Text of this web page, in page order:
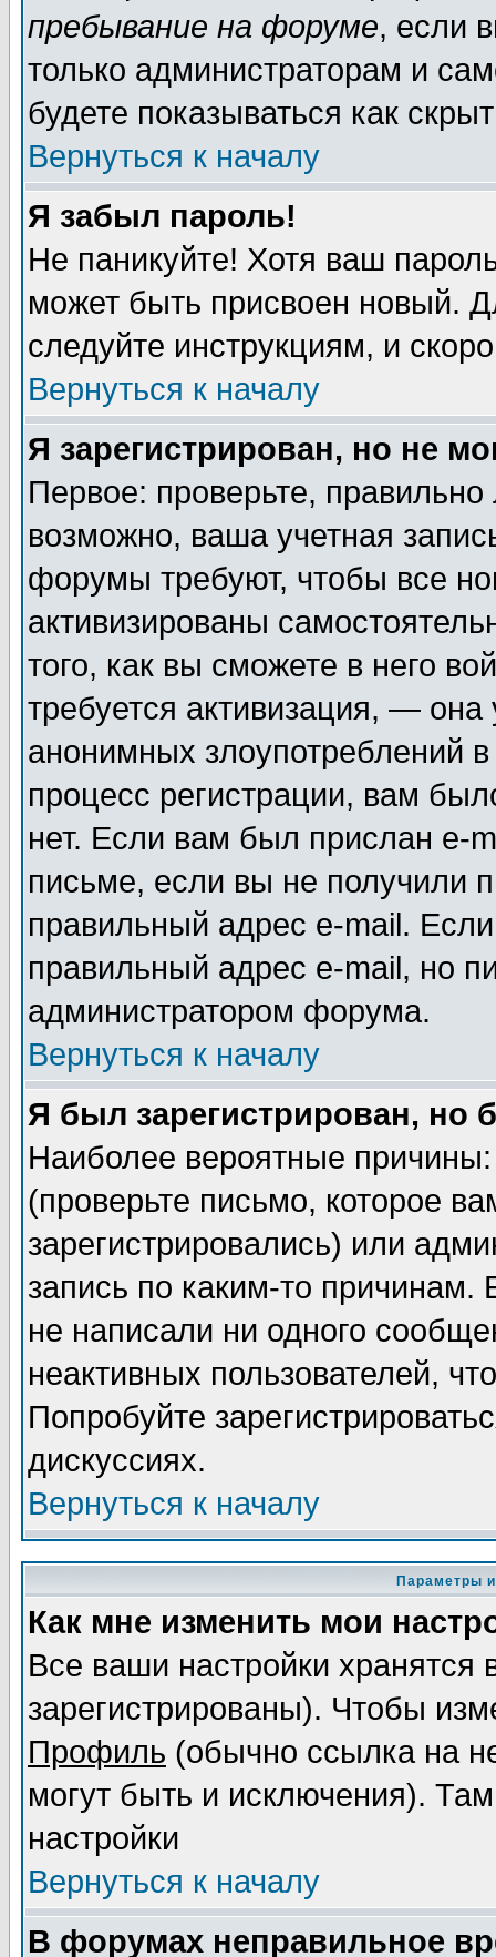
пребывание на форуме, если
только администраторам и
будете показываться как
Вернуться к началу
Я забыл пароль!
Не паникуйте! Хотя ваш
может быть присвоен новый.
следуйте инструкциям, и
Вернуться к началу
Я зарегистрирован, но не
Первое: проверьте,
возможно, ваша учетная
форумы требуют, чтобы все
активизированы
того, как вы сможете в него
требуется активизация, —
анонимных злоупотреблений
процесс регистрации, вам
нет. Если вам был прислан e-
письме, если вы не получили
правильный адрес e-mail.
правильный адрес e-mail, но
администратором форума.
Вернуться к началу
Я был зарегистрирован, но
Наиболее вероятные
(проверьте письмо, которое
зарегистрировались) или
запись по каким-то
не написали ни одного
неактивных пользователей,
Попробуйте
дискуссиях.
Вернуться к началу
Параметры
Как мне изменить мои
Все ваши настройки
зарегистрированы). Чтобы
Профиль (обычно ссылка на
могут быть и исключения).
настройки
Вернуться к началу
В форумах неправильное